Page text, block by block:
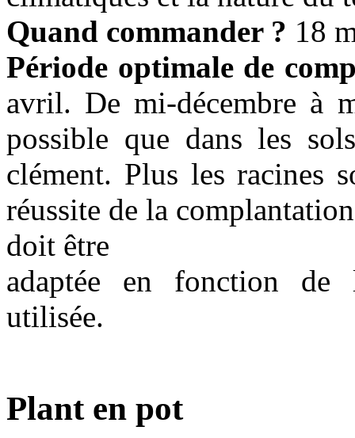
Quand commander ? 18
Période optimale de
avril. De mi-décembre à
possible que dans les
clément. Plus les racines
réussite de la
doit être
adaptée en fonction de
utilisée.
Plant en pot